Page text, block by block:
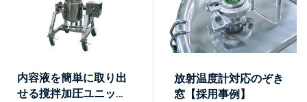
内容液を簡単に取り出
せる撹拌加圧ユニット
放射温度計対応のぞき
窓【採用事例】